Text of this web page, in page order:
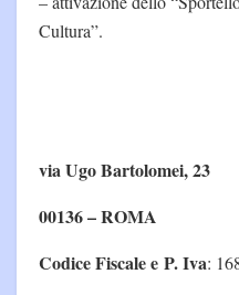
Cultura”.
via Ugo Bartolomei, 23
00136 – ROMA
Codice Fiscale e P. Iva: